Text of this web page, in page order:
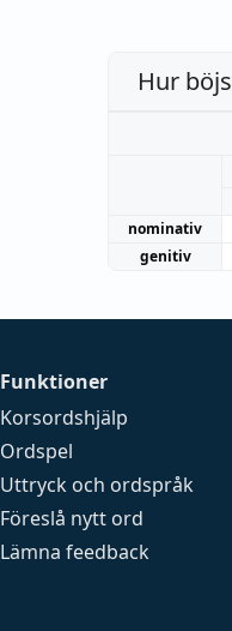
Hur böjs
nominativ
genitiv
Funktioner
Korsordshjälp
Ordspel
Uttryck och ordspråk
Föreslå nytt ord
Lämna feedback